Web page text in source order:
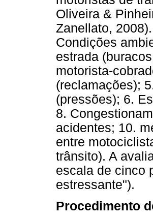
Oliveira &
Zanellato,
Condições
estrada
motorista-
(reclamações);
(pressões); 6.
8.
acidentes; 10.
entre
trânsito). A
escala de cinco
estressante").
Procedimento